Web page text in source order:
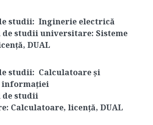
studii: Inginerie electrică
studii universitare: Sisteme
DUAL
studii: Calculatoare și
informației
studii
Calculatoare, licență, DUAL